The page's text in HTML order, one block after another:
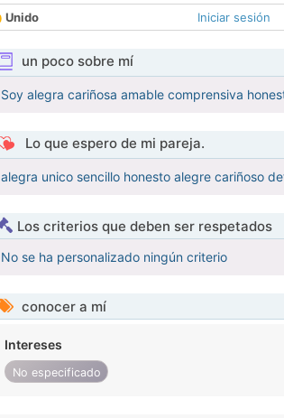
Unido
Iniciar sesión
un poco sobre mí
Soy alegra cariñosa amable comprensiva
Lo que espero de mi pareja.
alegra unico sencillo honesto alegre cariñoso
Los criterios que deben ser respetados
No se ha personalizado ningún criterio
conocer a mí
Intereses
No especificado